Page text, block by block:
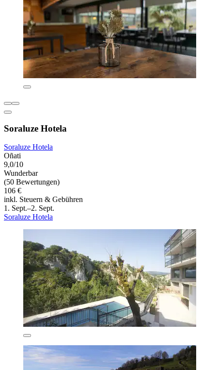
Soraluze Hotela
Soraluze Hotela
Oñati
9,0/10
Wunderbar
(50 Bewertungen)
106 €
inkl. Steuern & Gebühren
1. Sept.–2. Sept.
Soraluze Hotela